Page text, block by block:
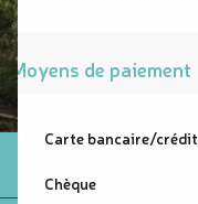
Moyens de paiement
Carte bancaire/crédit
Chèque